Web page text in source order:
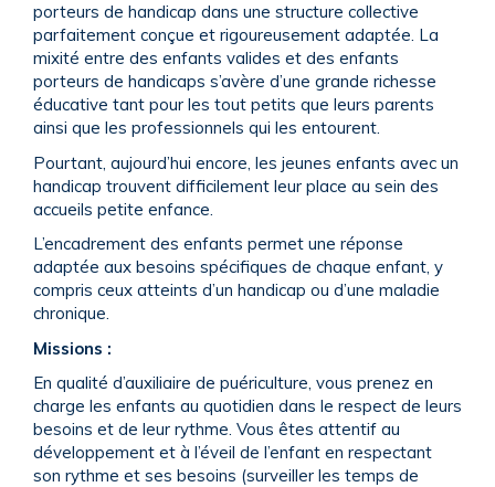
porteurs de handicap dans une structure collective
parfaitement conçue et rigoureusement adaptée. La
mixité entre des enfants valides et des enfants
porteurs de handicaps s’avère d’une grande richesse
éducative tant pour les tout petits que leurs parents
ainsi que les professionnels qui les entourent.
Pourtant, aujourd’hui encore, les jeunes enfants avec un
handicap trouvent difficilement leur place au sein des
accueils petite enfance.
L’encadrement des enfants permet une réponse
adaptée aux besoins spécifiques de chaque enfant, y
compris ceux atteints d’un handicap ou d’une maladie
chronique.
Missions :
En qualité d’auxiliaire de puériculture, vous prenez en
charge les enfants au quotidien dans le respect de leurs
besoins et de leur rythme. Vous êtes attentif au
développement et à l’éveil de l’enfant en respectant
son rythme et ses besoins (surveiller les temps de